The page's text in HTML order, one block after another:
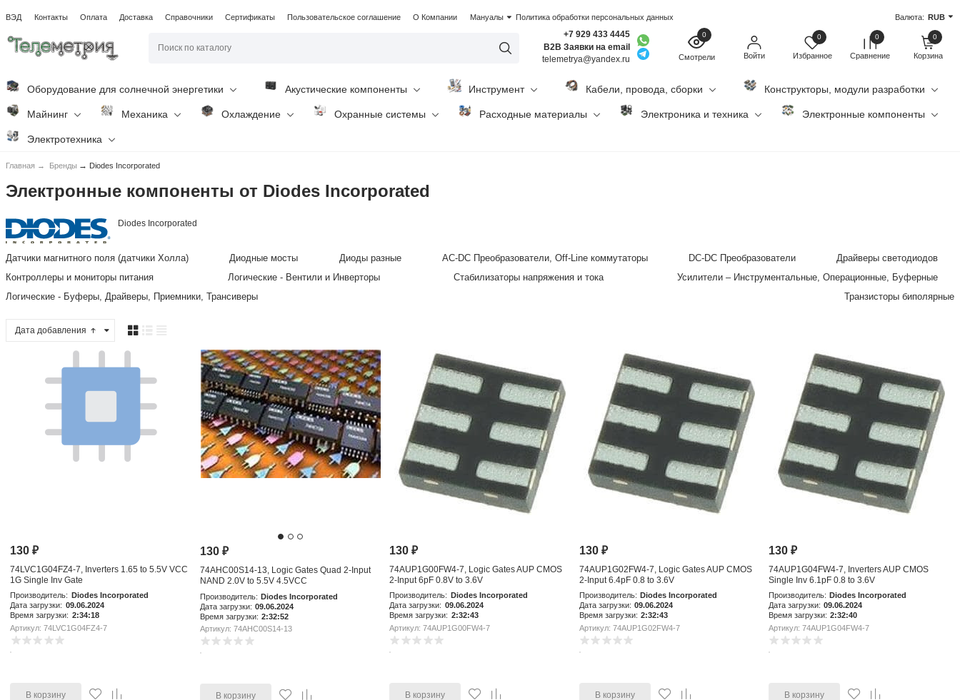
ВЭД Контакты Оплата Доставка Справочники Сертификаты Пользовательское соглашение О Компании Мануалы Политика обработки персональных данных Валюта: RUB
+7 929 433 4445
B2B Заявки на email
telemetrya@yandex.ru
0
Смотрели Войти
0
Избранное
0
Сравнение
0
Корзина
Оборудование для солнечной энергетики Акустические компоненты Инструмент Кабели, провода, сборки Конструкторы, модули разработки
Майнинг Механика Охлаждение Охранные системы Расходные материалы Электроника и техника Электронные компоненты
Электротехника
Главная → Бренды → Diodes Incorporated
Электронные компоненты от Diodes Incorporated
Diodes Incorporated
Датчики магнитного поля (датчики Холла) Диодные мосты Диоды разные AC-DC Преобразователи, Off-Line коммутаторы DC-DC Преобразователи
Драйверы светодиодов
Контроллеры и мониторы питания
Логические - Вентили и Инверторы Стабилизаторы напряжения и тока
Усилители – Инструментальные, Операционные, Буферные
Логические - Буферы, Драйверы, Приемники, Трансиверы
Транзисторы биполярные
Дата добавления
130₽
74LVC1G04FZ4-7, Inverters 1.65 to 5.5V VCC
1G Single Inv Gate
Производитель:
Diodes Incorporated
Дата загрузки: 09.06.2024
Время загрузки: 2:34:18
Артикул: 74LVC1G04FZ4-7
В корзину
130 ₽
74AHC00S14-13, Logic Gates Quad 2-Input
NAND 2.0V to 5.5V 4.5VCC
Производитель: Diodes Incorporated
Дата загрузки: 09.06.2024
Время загрузки: 2:32:52
Артикул: 74AHC00S14-13
В корзину
130₽
74AUP1G00FW4-7, Logic Gates AUP CMOS
2-Input 6pF 0.8V to 3.6V
Производитель:
Diodes Incorporated
Дата загрузки: 09.06.2024
Время загрузки: 2:32:43
Артикул: 74AUP1G00FW4-7
В корзину
130 ₽
74AUP1G02FW4-7, Logic Gates AUP CMOS
2-Input 6.4pF 0.8 to 3.6V
Производитель: Diodes Incorporated
Дата загрузки: 09.06.2024
Время загрузки: 2:32:43
Артикул: 74AUP1G02FW4-7
В корзину
130₽
74AUP1G04FW4-7, Inverters AUP CMOS
Single Inv 6.1pF 0.8 to 3.6V
Производитель: Diodes Incorporated
Дата загрузки: 09.06.2024
Время загрузки: 2:32:40
Артикул: 74AUP1G04FW4-7
В корзину